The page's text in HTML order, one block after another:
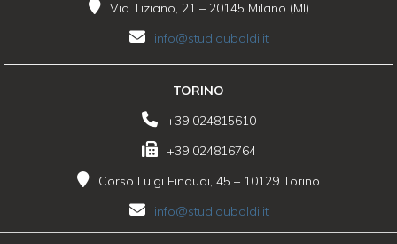
Via Tiziano, 21 – 20145 Milano (MI)
info@studiouboldi.it
TORINO
+39 024815610
+39 024816764
Corso Luigi Einaudi, 45 – 10129 Torino
info@studiouboldi.it